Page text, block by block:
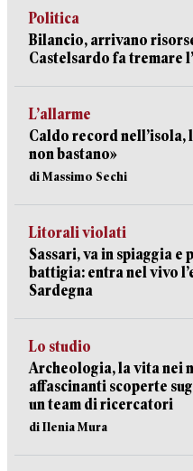
Politica
Bilancio, arrivano
Castelsardo fa tremare
L’allarme
Caldo record nell’isola,
non bastano»
di Massimo Sechi
Litorali violati
Sassari, va in spiaggia e
battigia: entra nel vivo
Sardegna
Lo studio
Archeologia, la vita nei
affascinanti scoperte
un team di ricercatori
di Ilenia Mura